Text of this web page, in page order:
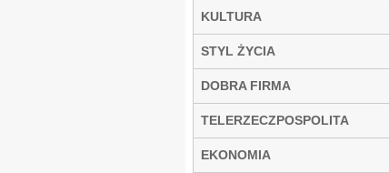
KULTURA
STYL ŻYCIA
DOBRA FIRMA
TELERZECZPOSPOLITA
EKONOMIA